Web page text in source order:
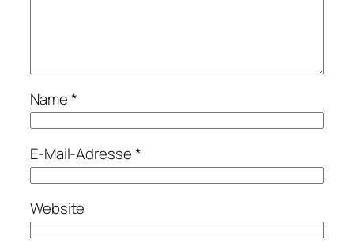
Name*
E-Mail-Adresse*
Website